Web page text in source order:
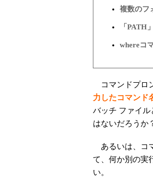
複数のフ
「PATH
whereコ
コマンドプロ
力したコマンド
バッチ ファイ
はないだろうか
あるいは、コ
て、何か別の実
い。